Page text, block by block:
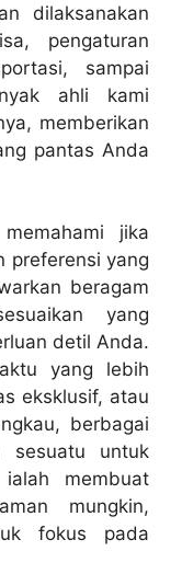
dilaksanakan
pengaturan
sampai
ahli kami
memberikan
pantas Anda
jika
preferensi yang
beragam
yang
detil Anda.
yang lebih
eksklusif, atau
berbagai
sesuatu untuk
membuat
mungkin,
fokus pada